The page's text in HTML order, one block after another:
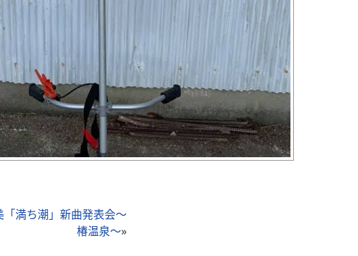
「満ち潮」新曲発表会～
椿温泉～»